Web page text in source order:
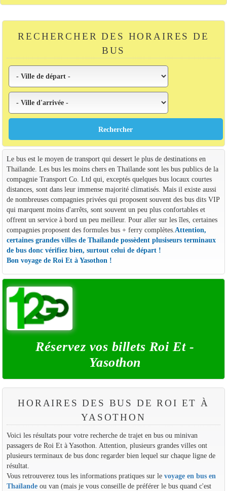
RECHERCHER DES HORAIRES DE
BUS
Le bus est le moyen de transport qui dessert le plus de destinations en
Thaïlande. Les bus les moins chers en Thaïlande sont les bus publics de la
compagnie Transport Co. Ltd qui, exceptés quelques bus locaux courtes
distances, sont dans leur immense majorité climatisés. Mais il existe aussi
de nombreuses compagnies privées qui proposent souvent des bus dits VIP
qui marquent moins d'arrêts, sont souvent un peu plus confortables et
offrent un service à bord un peu meilleur. Pour aller sur les îles, certaines
compagnies proposent des formules bus + ferry complètes. Attention,
certaines grandes villes de Thaïlande possèdent plusiseurs terminaux
de bus donc vérifiez bien, surtout celui de départ !
Bon voyage de Roi Et à Yasothon !
Réservez vos billets Roi Et -
Yasothon
HORAIRES DES BUS DE ROI ET À
YASOTHON
Voici les résultats pour votre recherche de trajet en bus ou minivan
passagers de Roi Et à Yasothon. Attention, plusieurs grandes villes ont
plusieurs terminaux de bus donc regarder bien lequel sur chaque ligne de
résultat.
Vous retrouverez tous les informations pratiques sur le voyage en bus en
Thaïlandeou van (mais je vous conseille de préférer le bus quand c'est